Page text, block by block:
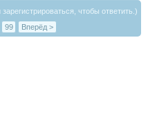
чтобы ответить.)
99 Вперёд >